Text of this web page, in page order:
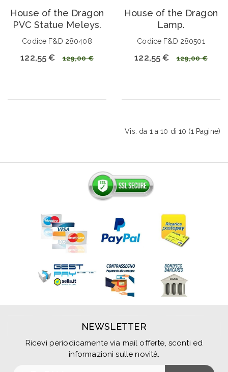
House of the Dragon
PVC Statue Meleys.
Codice F&D 280408
122,55 € 129,00 €
House of the Dragon
Lamp.
Codice F&D 280501
122,55 € 129,00 €
Vis. da 1 a 10 di 10 (1 Pagine)
NEWSLETTER
Ricevi periodicamente via mail offerte, sconti ed
informazioni sulle novità.